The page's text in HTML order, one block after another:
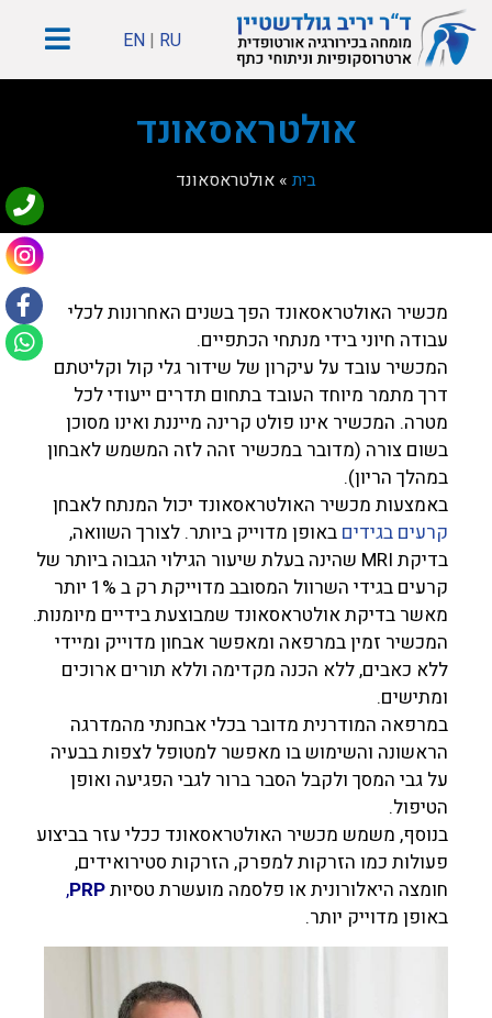
EN| RU
אולטראסאונד
בית » אולטראסאונד
מכשיר האולטראסאונד הפך בשנים האחרונות לכלי
עבודה חיוני בידי מנתחי הכתפיים.
המכשיר עובד על עיקרון של שידור גלי קול וקליטתם
דרך מתמר מיוחד העובד בתחום תדרים ייעודי לכל
מטרה. המכשיר אינו פולט קרינה מייננת ואינו מסוכן
בשום צורה (מדובר במכשיר זהה לזה המשמש לאבחון
במהלך הריון).
באמצעות מכשיר האולטראסאונד יכול המנתח לאבחן
קרעים בגידים באופן מדוייק ביותר. לצורך השוואה,
בדיקת MRI שהינה בעלת שיעור הגילוי הגבוה ביותר של
קרעים בגידי השרוול המסובב מדוייקת רק ב 1% יותר
מאשר בדיקת אולטראסאונד שמבוצעת בידיים מיומנות.
המכשיר זמין במרפאה ומאפשר אבחון מדוייק ומיידי
ללא כאבים, ללא הכנה מקדימה וללא תורים ארוכים
ומתישים.
במרפאה המודרנית מדובר בכלי אבחנתי מהמדרגה
הראשונה והשימוש בו מאפשר למטופל לצפות בבעיה
על גבי המסך ולקבל הסבר ברור לגבי הפגיעה ואופן
הטיפול.
בנוסף, משמש מכשיר האולטראסאונד ככלי עזר בביצוע
פעולות כמו הזרקות למפרק, הזרקות סטירואידים,
חומצה היאלורונית או פלסמה מועשרת טסיותPRP
,
באופן מדוייק יותר.